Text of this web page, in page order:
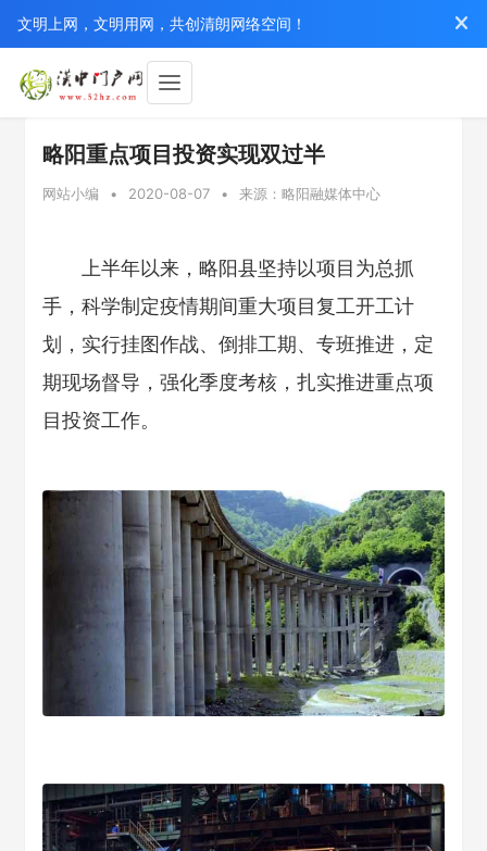
文明上网，文明用网，共创清朗网络空间！
略阳重点项目投资实现双过半
网站小编 • 2020-08-07 • 来源：略阳融媒体中心
上半年以来，略阳县坚持以项目为总抓
手，科学制定疫情期间重大项目复工开工计
划，实行挂图作战、倒排工期、专班推进，定
期现场督导，强化季度考核，扎实推进重点项
目投资工作。